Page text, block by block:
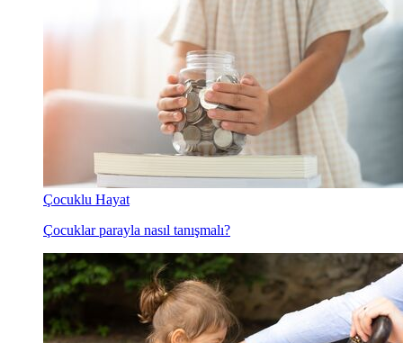
Çocuklu Hayat
Çocuklar parayla nasıl tanışmalı?